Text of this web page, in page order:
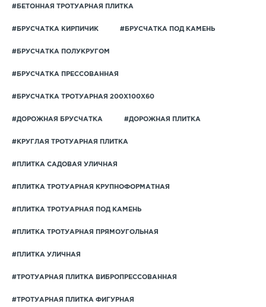
#БЕТОННАЯ ТРОТУАРНАЯ ПЛИТКА
#БРУСЧАТКА КИРПИЧИК #БРУСЧАТКА ПОД КАМЕНЬ
#БРУСЧАТКА ПОЛУКРУГОМ
#БРУСЧАТКА ПРЕССОВАННАЯ
#БРУСЧАТКА ТРОТУАРНАЯ 200Х100Х60
#ДОРОЖНАЯ БРУСЧАТКА #ДОРОЖНАЯ ПЛИТКА
#КРУГЛАЯ ТРОТУАРНАЯ ПЛИТКА
#ПЛИТКА САДОВАЯ УЛИЧНАЯ
#ПЛИТКА ТРОТУАРНАЯ КРУПНОФОРМАТНАЯ
#ПЛИТКА ТРОТУАРНАЯ ПОД КАМЕНЬ
#ПЛИТКА ТРОТУАРНАЯ ПРЯМОУГОЛЬНАЯ
#ПЛИТКА УЛИЧНАЯ
#ТРОТУАРНАЯ ПЛИТКА ВИБРОПРЕССОВАННАЯ
#ТРОТУАРНАЯ ПЛИТКА ФИГУРНАЯ